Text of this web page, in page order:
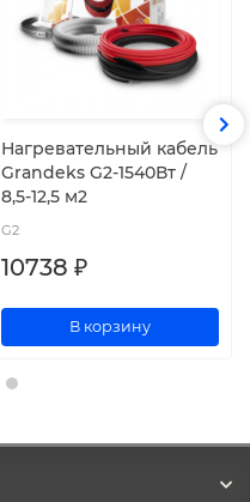
Нагревательный кабель
Grandeks G2-1540Вт /
8,5-12,5 м2
G2
10738 ₽
В корзину